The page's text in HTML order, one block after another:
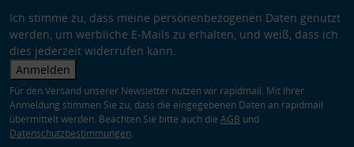
Ich stimme zu, dass meine personenbezogenen Daten genutzt
werden, um werbliche E-Mails zu erhalten, und weiß, dass ich
dies jederzeit widerrufen kann.
Anmelden
Für den Versand unserer Newsletter nutzen wir rapidmail. Mit Ihrer
Anmeldung stimmen Sie zu, dass die eingegebenen Daten an rapidmail
übermittelt werden. Beachten Sie bitte auch die AGB und
Datenschutzbestimmungen.